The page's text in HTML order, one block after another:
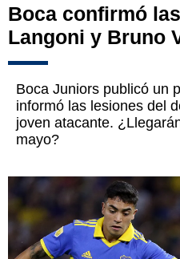
Boca confirmó
Langoni y Bruno
Boca Juniors publicó un
informó las lesiones del
joven atacante.
mayo?